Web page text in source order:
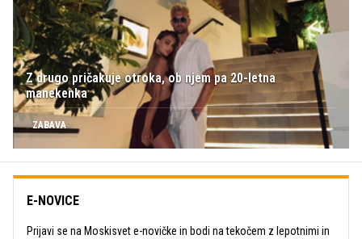
Z drugo pričakuje otroka, ob njem pa 20-letna
manekenka
ZABAVA
E-NOVICE
Prijavi se na Moskisvet e-novičke in bodi na tekočem z lepotnimi in